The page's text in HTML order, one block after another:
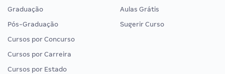
Graduação
Pós-Graduação
Cursos por Concurso
Cursos por Carreira
Cursos por Estado
Aulas Grátis
Sugerir Curso